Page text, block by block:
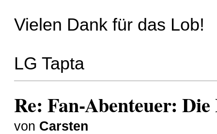
Vielen Dank für das Lob!
LG Tapta
Re: Fan-Abenteuer:
von Carsten